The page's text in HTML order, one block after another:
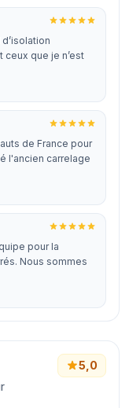
ceux que je n’est
de France pour
l'ancien carrelage
pour la
Nous sommes
5,0